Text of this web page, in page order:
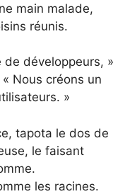
main malade,
réunis.
de développeurs, »
Nous créons un
»
tapota le dos de
le faisant
les racines.